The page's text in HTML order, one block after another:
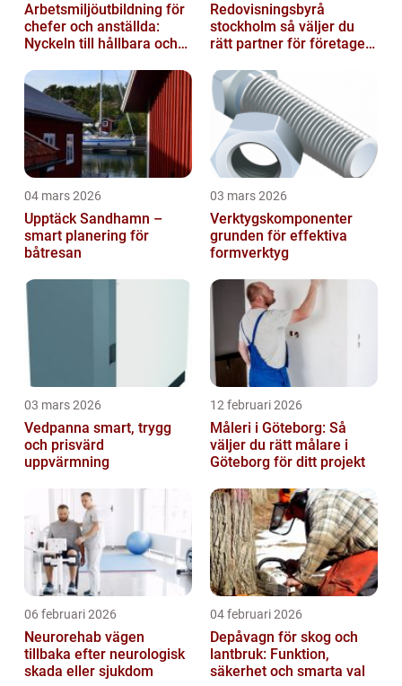
Arbetsmiljöutbildning för
chefer och anställda:
Nyckeln till hållbara och
Redovisningsbyrå
stockholm så väljer du
rätt partner för företagets
04 mars 2026
Upptäck Sandhamn –
smart planering för
båtresan
03 mars 2026
Verktygskomponenter
grunden för effektiva
formverktyg
03 mars 2026
Vedpanna smart, trygg
och prisvärd
uppvärmning
12 februari 2026
Måleri i Göteborg: Så
väljer du rätt målare i
Göteborg för ditt projekt
06 februari 2026
Neurorehab vägen
tillbaka efter neurologisk
skada eller sjukdom
04 februari 2026
Depåvagn för skog och
lantbruk: Funktion,
säkerhet och smarta val